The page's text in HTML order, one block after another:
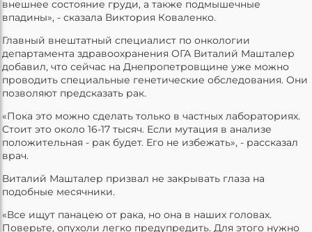
внешнее состояние груди, а также подмышечные
впадины», - сказала Виктория Коваленко.
Главный внештатный специалист по онкологии
департамента здравоохранения ОГА Виталий Машталер
добавил, что сейчас на Днепропетровщине уже можно
проводить специальные генетические обследования. Они
позволяют предсказать рак.
«Пока это можно сделать только в частных лабораториях.
Стоит это около 16-17 тысяч. Если мутация в анализе
положительная - рак будет. Его не избежать», - рассказал
врач.
Виталий Машталер призвал не закрывать глаза на
подобные месячники.
«Все ищут панацею от рака, но она в наших головах.
Поверьте, опухоли легко предупредить. Для этого нужно